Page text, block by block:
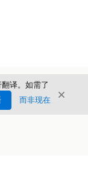
译。如需了
而非现在 关闭